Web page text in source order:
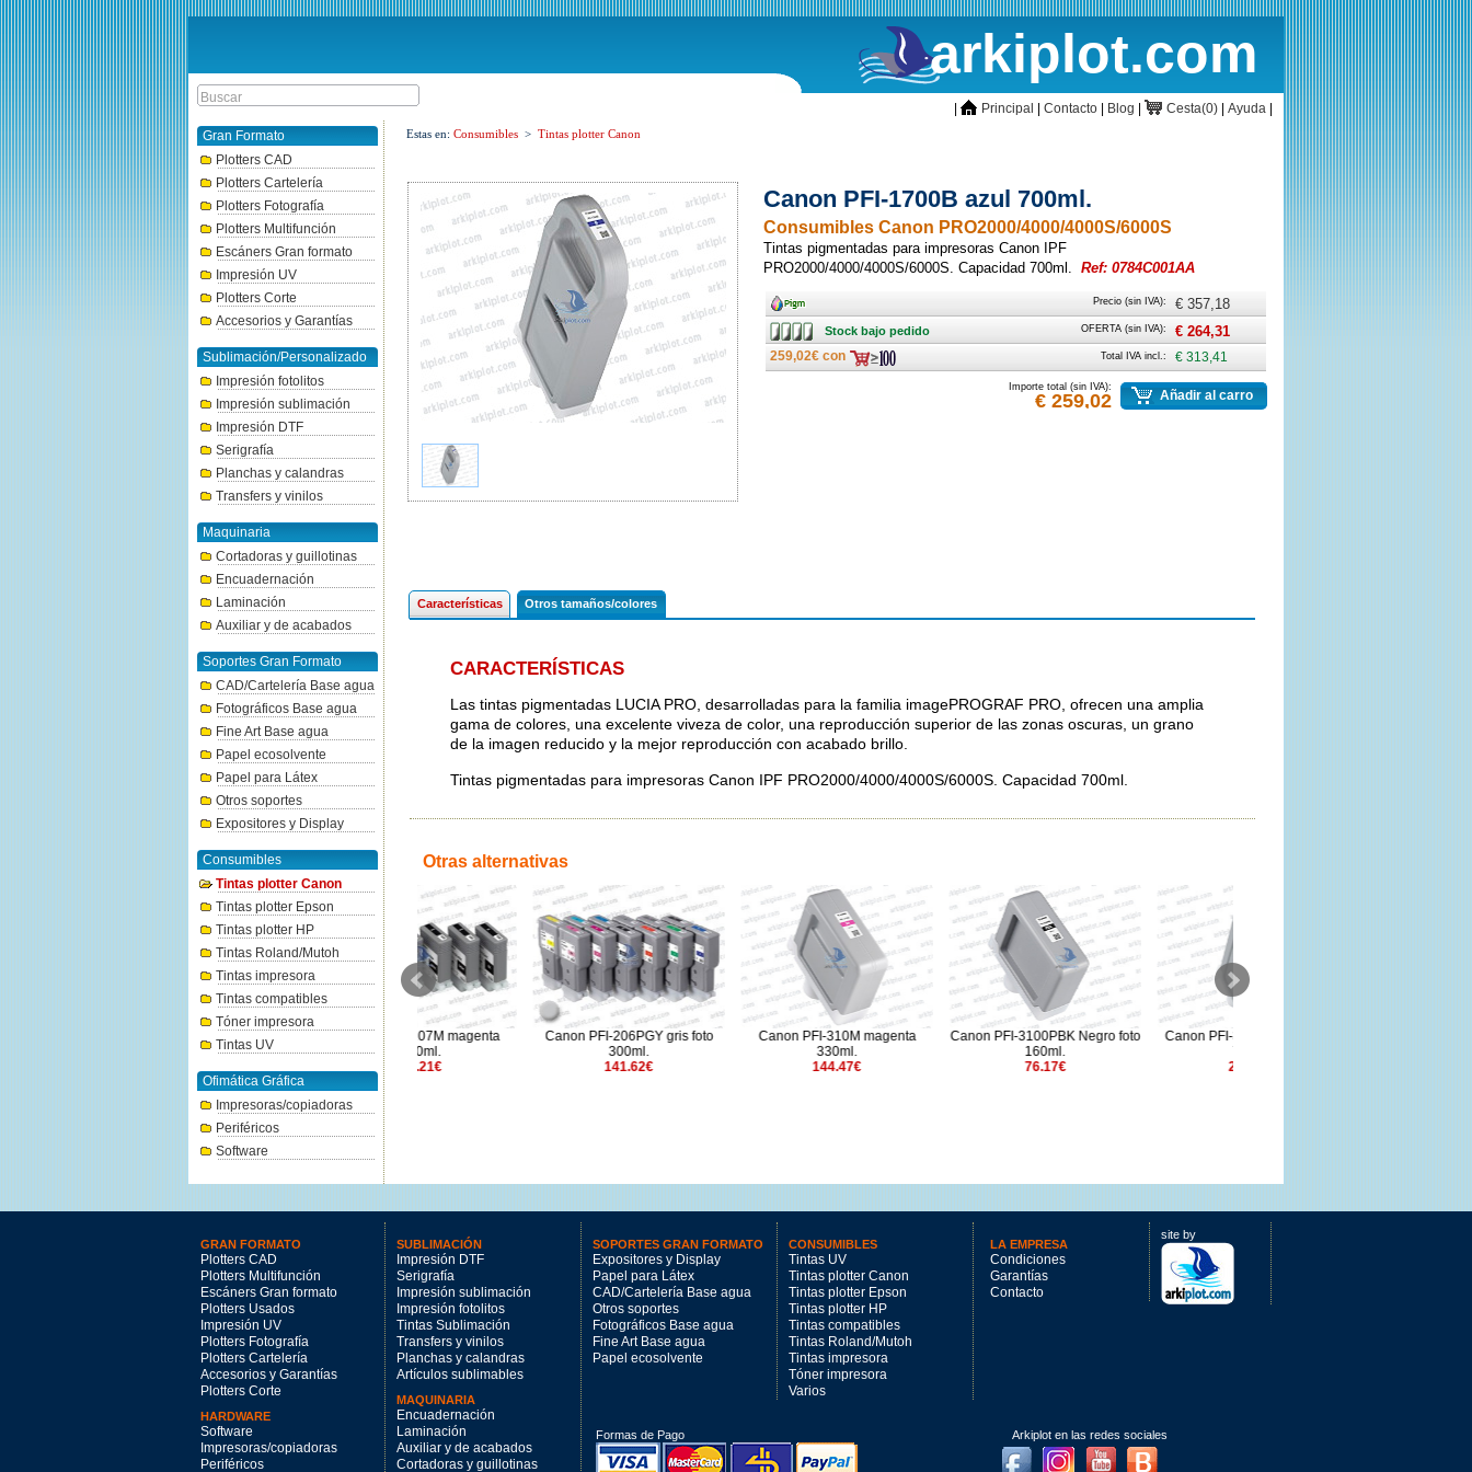
arkiplot.com
inicioPrincipal Contacto Blog CestaCesta(0) Ayuda
Gran Formato
Plotters CAD
Plotters Cartelería
Plotters Fotografía
Plotters Multifunción
Escáners Gran formato
Impresión UV
Plotters Corte
Accesorios y Garantías
Sublimación/Personalizado
Impresión fotolitos
Impresión sublimación
Impresión DTF
Serigrafía
Planchas y calandras
Transfers y vinilos
Maquinaria
Cortadoras y guillotinas
Encuadernación
Laminación
Auxiliar y de acabados
Soportes Gran Formato
CAD/Cartelería Base agua
Fotográficos Base agua
Fine Art Base agua
Papel ecosolvente
Papel para Látex
Otros soportes
Expositores y Display
Consumibles
Tintas plotter Canon
Tintas plotter Epson
Tintas plotter HP
Tintas Roland/Mutoh
Tintas impresora
Tintas compatibles
Tóner impresora
Tintas UV
Ofimática Gráfica
Impresoras/copiadoras
Periféricos
Software
Estas en: Consumibles > Tintas plotter Canon
Canon PFI-1700B azul 700ml.
Consumibles Canon PRO2000/4000/4000S/6000S
Tintas pigmentadas para impresoras Canon IPF
PRO2000/4000/4000S/6000S. Capacidad 700ml. Ref: 0784C001AA
Ancho Precio (sin IVA): € 357,18
Stock
bajo
pedido
Stock bajo pedido OFERTA (sin IVA): € 264,31
259,02€ con Total IVA incl.: € 313,41
Importe total (sin IVA):
€ 259,02 Añadir al carro
Características Otros tamaños/colores
CARACTERÍSTICAS
Las tintas pigmentadas LUCIA PRO, desarrolladas para la familia imagePROGRAF PRO, ofrecen una amplia
gama de colores, una excelente viveza de color, una reproducción superior de las zonas oscuras, un grano
de la imagen reducido y la mejor reproducción con acabado brillo.
Tintas pigmentadas para impresoras Canon IPF PRO2000/4000/4000S/6000S. Capacidad 700ml.
Otras alternativas
Canon PFI-107M magenta
130ml.
Canon PFI-206PGY gris foto
Canon PFI-310M magenta
Canon PFI-3100PBK Negro foto
Canon PFI-3700PGY foto gris
GRAN FORMATO
Plotters CAD
Plotters Multifunción
Escáners Gran formato
Plotters Usados
Impresión UV
Plotters Fotografía
Plotters Cartelería
Accesorios y Garantías
Plotters Corte
HARDWARE
Software
Impresoras/copiadoras
Periféricos
SUBLIMACIÓN
Impresión DTF
Serigrafía
Impresión sublimación
Impresión fotolitos
Tintas Sublimación
Transfers y vinilos
Planchas y calandras
Artículos sublimables
MAQUINARIA
Encuadernación
Laminación
Auxiliar y de acabados
Cortadoras y guillotinas
SOPORTES GRAN FORMATO
Expositores y Display
Papel para Látex
CAD/Cartelería Base agua
Otros soportes
Fotográficos Base agua
Fine Art Base agua
Papel ecosolvente
CONSUMIBLES
Tintas UV
Tintas plotter Canon
Tintas plotter Epson
Tintas plotter HP
Tintas compatibles
Tintas Roland/Mutoh
Tintas impresora
Tóner impresora
Varios
LA EMPRESA
Condiciones
Garantías
Contacto
site by
Formas de Pago
Arkiplot en las redes sociales
FacebookInstagramYoutubeBlog